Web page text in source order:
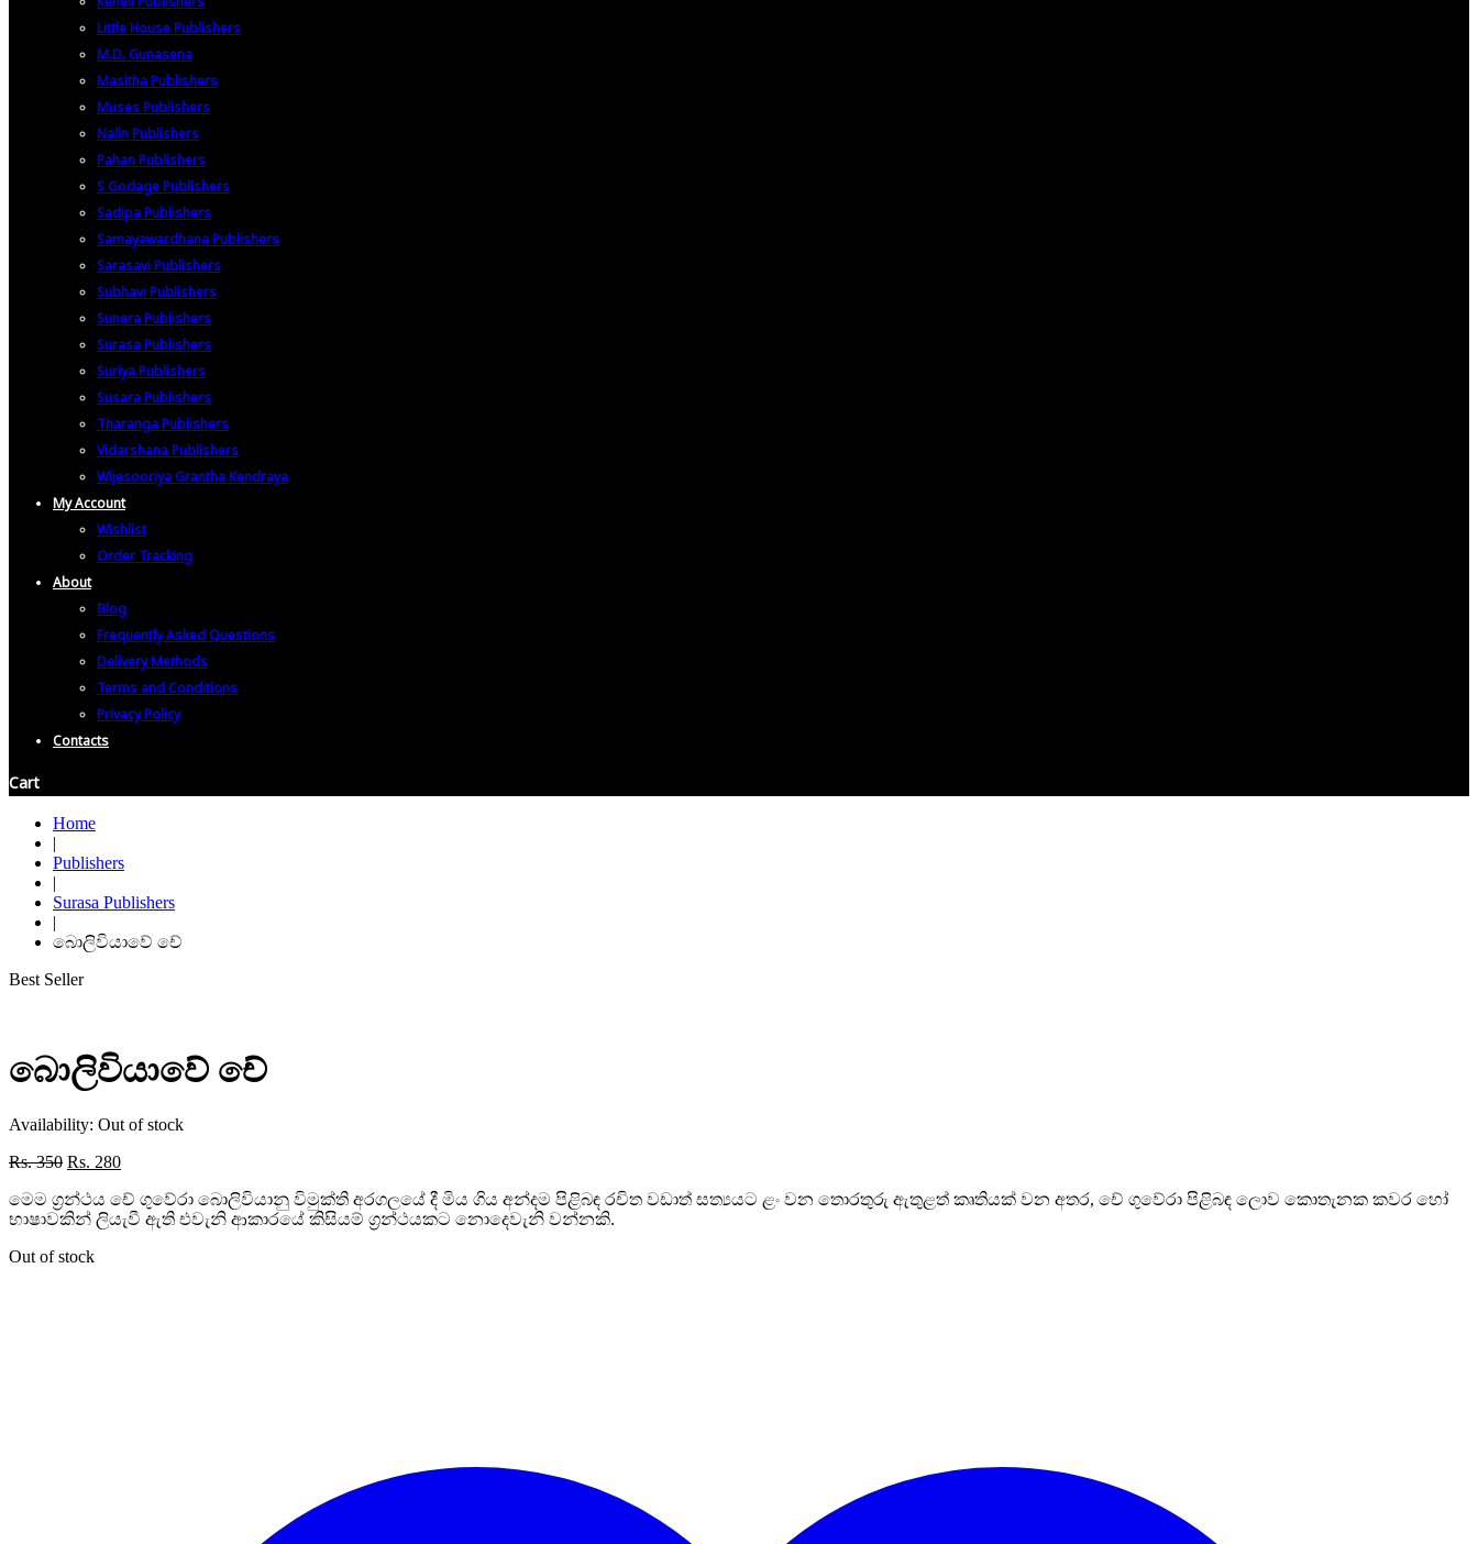
Little House Publishers
M.D. Gunasena
Masitha Publishers
Muses Publishers
Nalin Publishers
Pahan Publishers
S Godage Publishers
Sadipa Publishers
Samayawardhana Publishers
Sarasavi Publishers
Subhavi Publishers
Sunera Publishers
Surasa Publishers
Suriya Publishers
Susara Publishers
Tharanga Publishers
Vidarshana Publishers
Wijesooriya Grantha Kendraya
My Account
Wishlist
Order Tracking
About
Blog
Frequently Asked Questions
Delivery Methods
Terms and Conditions
Privacy Policy
Contacts
Cart
Home
|
Publishers
|
Surasa Publishers
|
බොලිවියාවේ චේ
Best Seller
බොලිවියාවේ චේ
Availability: Out of stock
Rs.350 Original
was:
Rs. 350.
Rs. 280Current
is:
Rs. 280.
මෙම ග්‍රන්ථය චේ ගුවේරා බොලිවියානු විමුක්ති අරගලයේ දී මිය ගිය අන්දම පිළිබඳ රචිත වඩාත් සත්‍යයට ළං වන තොරතුරු ඇතුළත් කෘතියක් වන අතර, චේ ගුවේරා පිළිබඳ ලොව කොතැනක කවර හෝ
භාෂාවකින් ලියැවී ඇති එවැනි ආකාරයේ කිසියම් ග්‍රන්ථයකට නොදෙවැනි වන්නකි.
Out of stock